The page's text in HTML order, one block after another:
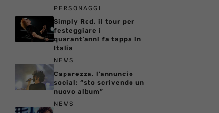
PERSONAGGI
Simply Red, il tour per
festeggiare i
quarant’anni fa tappa in
Italia
NEWS
Caparezza, l’annuncio
social: “sto scrivendo un
nuovo album”
NEWS